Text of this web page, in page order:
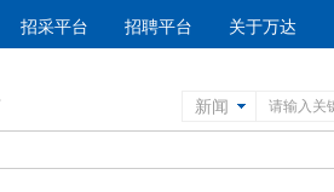
招采平台 招聘平台 关于万达
新闻